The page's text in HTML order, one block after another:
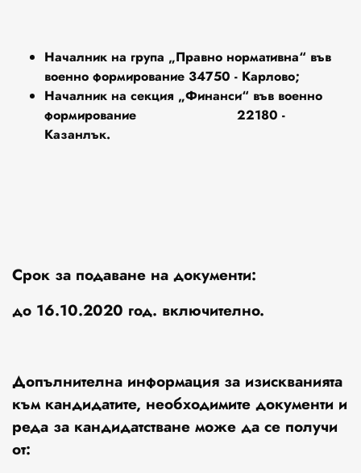
Началник на група „Правно нормативна“ във
военно формирование 34750 - Карлово;
Началник на секция „Финанси“ във военно
формирование 22180 -
Казанлък.
Срок за подаване на документи:
до 16.10.2020 год. включително.
Допълнителна информация за изискванията
към кандидатите, необходимите документи и
реда за кандидатстване може да се получи
от: